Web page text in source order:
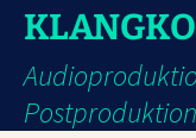
Zum
Inhalt
springen
Postproduktion